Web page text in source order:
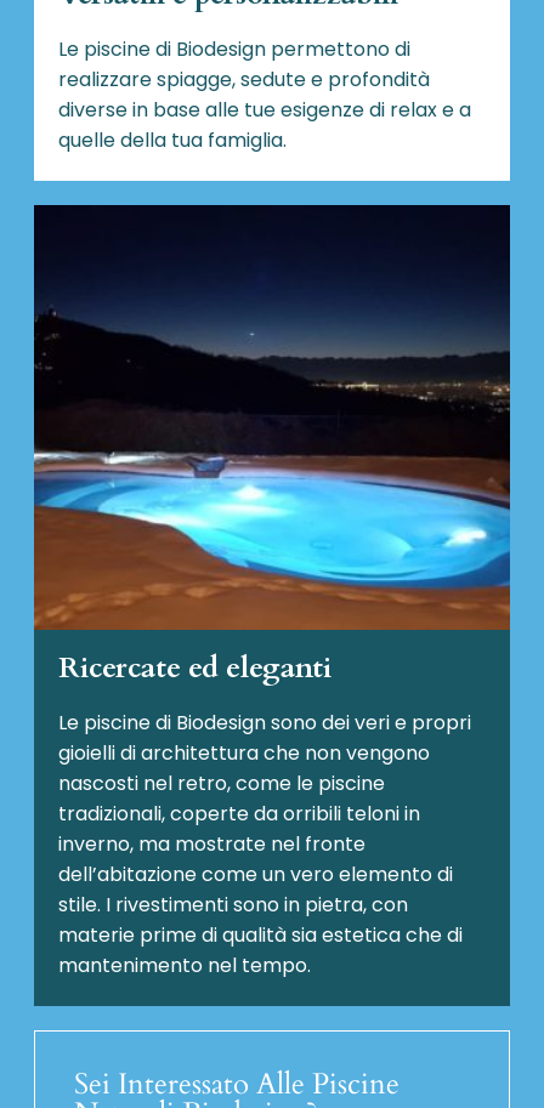
Le piscine di Biodesign permettono di
realizzare spiagge, sedute e profondità
diverse in base alle tue esigenze di relax e a
quelle della tua famiglia.
Ricercate ed eleganti
Le piscine di Biodesign sono dei veri e propri
gioielli di architettura che non vengono
nascosti nel retro, come le piscine
tradizionali, coperte da orribili teloni in
inverno, ma mostrate nel fronte
dell’abitazione come un vero elemento di
stile. I rivestimenti sono in pietra, con
materie prime di qualità sia estetica che di
mantenimento nel tempo.
Sei Interessato Alle Piscine